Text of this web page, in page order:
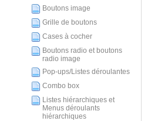
Boutons image
Grille de boutons
Cases à cocher
Boutons radio et boutons
radio image
Pop-ups/Listes déroulantes
Combo box
Listes hiérarchiques et
Menus déroulants
hiérarchiques